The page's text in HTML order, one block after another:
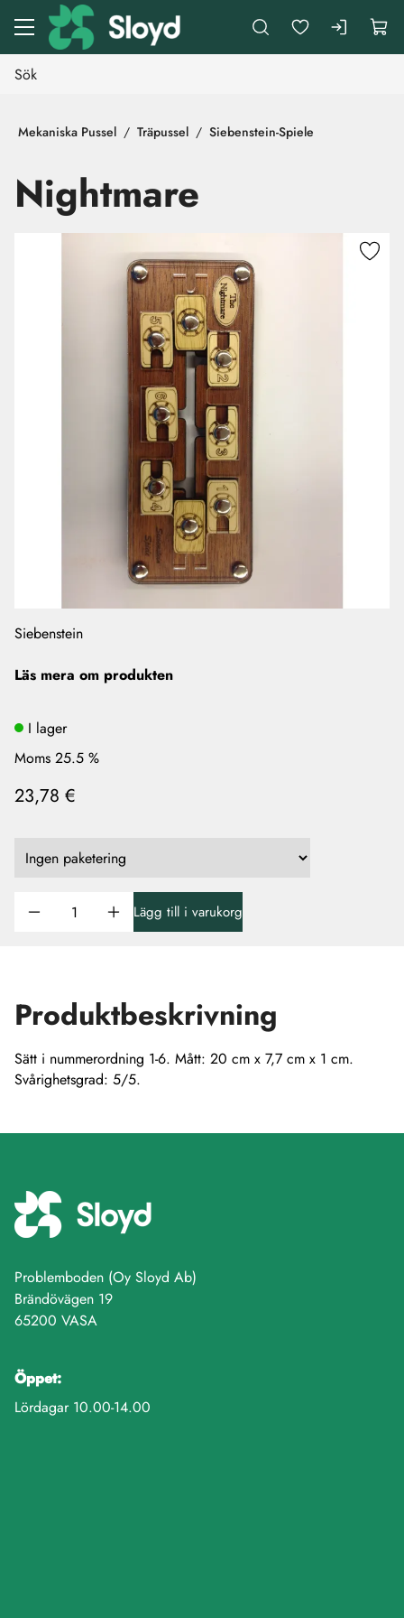
Gå till huvudinnehåll
Mekaniska Pussel Träpussel Siebenstein-Spiele
Nightmare
Hoppa över bilder
Siebenstein
Läs mera om produkten
I lager
Moms 25.5 %
23,78 €
Lägg till i varukorg
Produktbeskrivning
Sätt i nummerordning 1-6. Mått: 20 cm x 7,7 cm x 1 cm.
Svårighetsgrad: 5/5.
Problemboden (Oy Sloyd Ab)
Brändövägen 19
65200 VASA
Öppet:
Lördagar 10.00-14.00